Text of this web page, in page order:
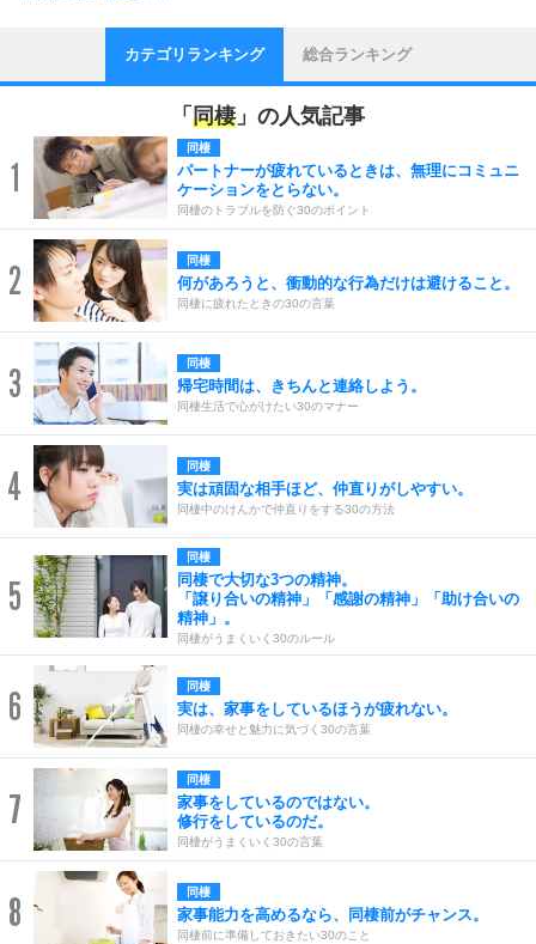
カテゴリランキング 総合ランキング
「 同棲」の人気記事
1
同棲
パートナーが疲れているときは、無理にコミュニ
ケーションをとらない。
同棲のトラブルを防ぐ30のポイント
2 同棲
何があろうと、衝動的な行為だけは避けること。
同棲に疲れたときの30の言葉
3 同棲
帰宅時間は、きちんと連絡しよう。
同棲生活で心がけたい30のマナー
4 同棲
実は頑固な相手ほど、仲直りがしやすい。
同棲中のけんかで仲直りをする30の方法
5
同棲
同棲で大切な3つの精神。
「譲り合いの精神」「感謝の精神」「助け合いの
精神」。
同棲がうまくいく30のルール
6 同棲
実は、家事をしているほうが疲れない。
同棲の幸せと魅力に気づく30の言葉
7
同棲
家事をしているのではない。
修行をしているのだ。
同棲がうまくいく30の言葉
8 同棲
家事能力を高めるなら、同棲前がチャンス。
同棲前に準備しておきたい30のこと